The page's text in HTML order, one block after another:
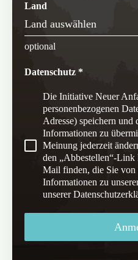
Land
Land auswählen
optional
Datenschutz*
Die Initiative Neuer
personenbezogenen
Adresse) speichern
Informationen zu
Meinung jederzeit
den „Abbestellen“-
Mail finden, die Sie von
Informationen zu
unserer